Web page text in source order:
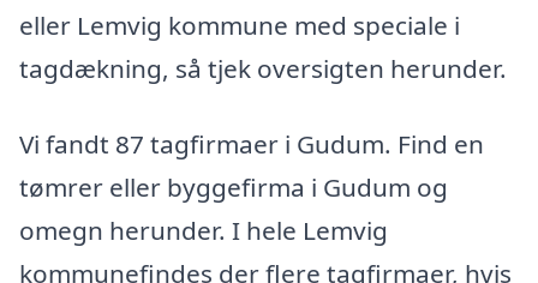
eller Lemvig kommune med speciale i
tagdækning, så tjek oversigten herunder.
Vi fandt 87 tagfirmaer i Gudum. Find en
tømrer eller byggefirma i Gudum og
omegn herunder. I hele Lemvig
kommunefindes der flere tagfirmaer, hvis